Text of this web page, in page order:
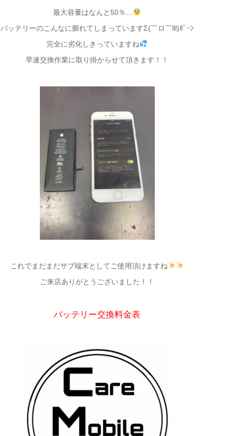
最大容量はなんと50％…
バッテリーのこんなに膨れてしまっていますΣ(￣ロ￣lll)ｶﾞｰﾝ
完全に劣化しきっていますね
早速交換作業に取り掛からせて頂きます！！
これでまだまだサブ端末としてご使用頂けますね
ご来店ありがとうございました！！
バッテリー交換料金表